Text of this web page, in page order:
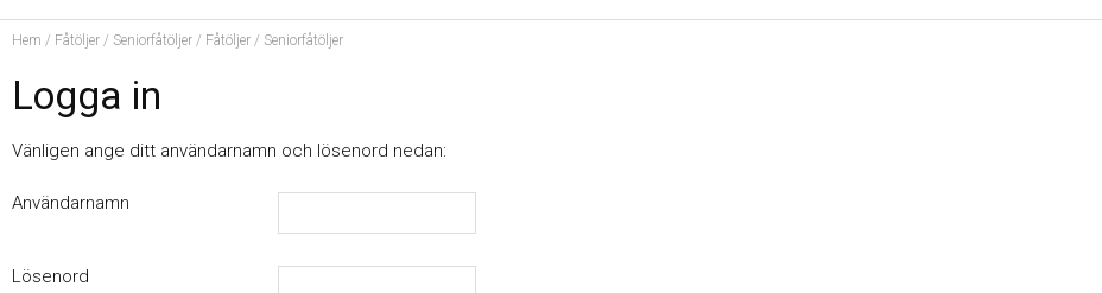
Hem / Fåtöljer / Seniorfåtöljer / Fåtöljer / Seniorfåtöljer
Logga in
Vänligen ange ditt användarnamn och lösenord nedan:
Användarnamn
Lösenord